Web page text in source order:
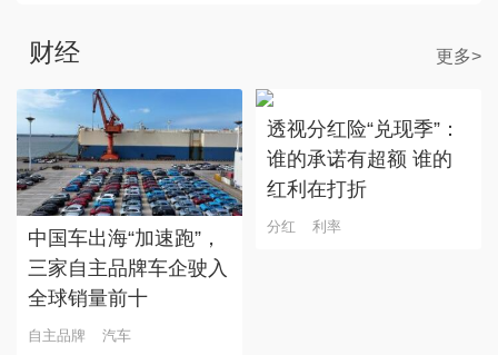
财经 更多>
中国车出海“加速跑”，
三家自主品牌车企驶入
全球销量前十
自主品牌 汽车
透视分红险“兑现季”：
谁的承诺有超额 谁的
红利在打折
分红 利率